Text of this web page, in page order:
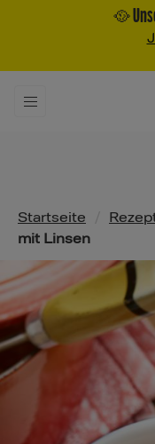
🥘
Pfadnavigation
Startseite
mit Linsen